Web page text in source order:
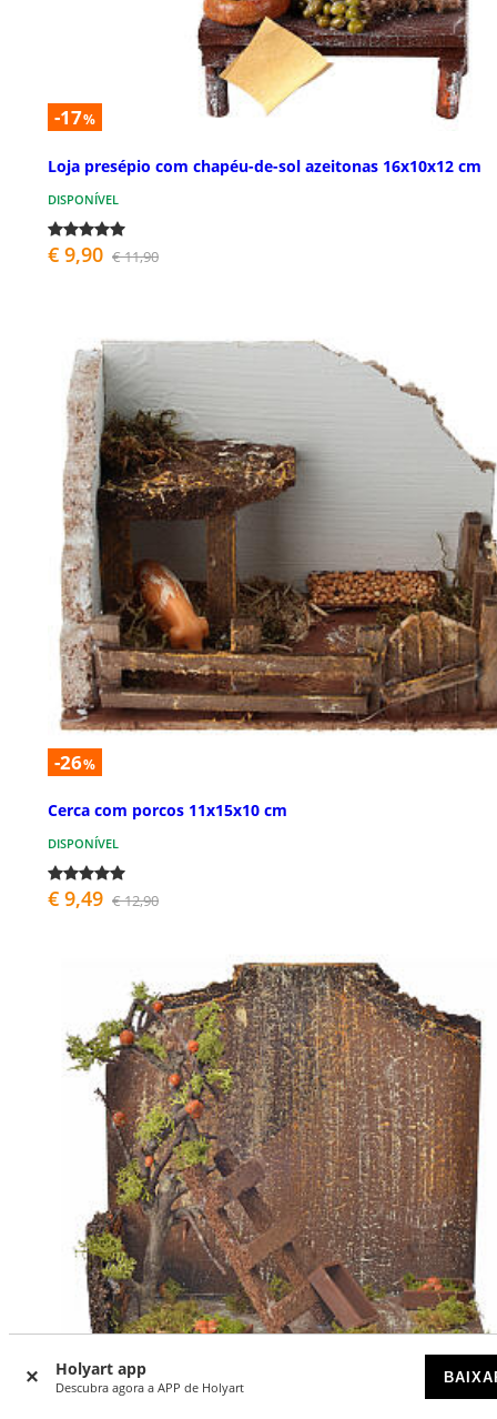
Holyart app
Descubra agora a APP de Holyart
-17%
Loja presépio com chapéu-de-sol azeitonas 16x10x12 cm
DISPONÍVEL
€ 9,90 € 11,90
-26%
Cerca com porcos 11x15x10 cm
DISPONÍVEL
€ 9,49 € 12,90